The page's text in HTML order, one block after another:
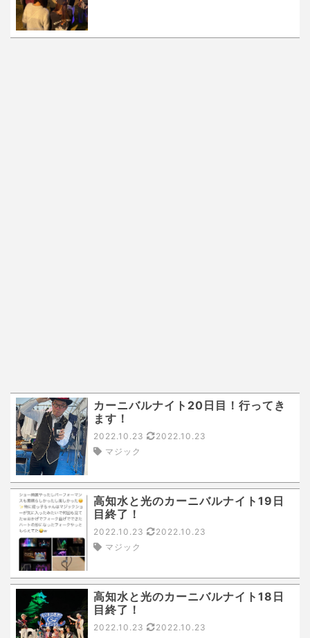
カーニバルナイト20日目！行ってき
ます！
2022.10.23
2022.10.23
マジック
高知水と光のカーニバルナイト19日
目終了！
2022.10.23
2022.10.23
マジック
高知水と光のカーニバルナイト18日
目終了！
2022.10.23
2022.10.23